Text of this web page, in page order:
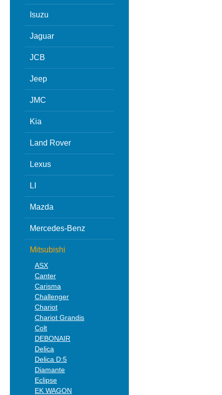
Isuzu
Jaguar
JCB
Jeep
JMC
Kia
Land Rover
Lexus
LI
Mazda
Mercedes-Benz
Mitsubishi
ASX
Canter
Carisma
Challenger
Chariot
Chariot Grandis
Colt
DEBONAIR
Delica
Delica D:5
Diamante
Eclipse
EK WAGON